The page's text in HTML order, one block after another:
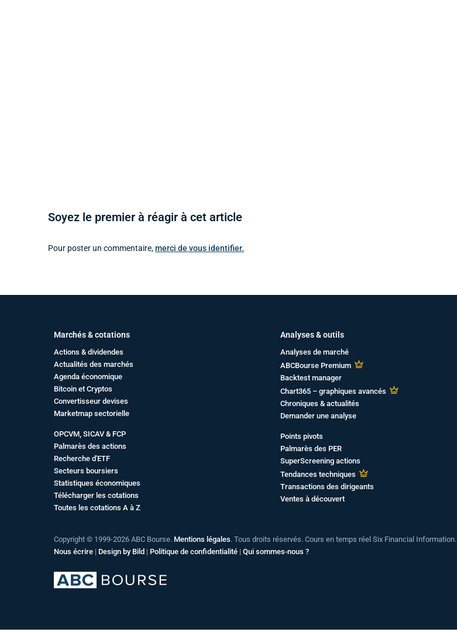
Soyez le premier à réagir à cet article
Pour poster un commentaire,merci de vous identifier.
Marchés & cotations
Actions & dividendes
Actualités des marchés
Agenda économique
Bitcoin et Cryptos
Convertisseur devises
Marketmap sectorielle
OPCVM, SICAV & FCP
Palmarès des actions
Recherche d'ETF
Secteurs boursiers
Statistiques économiques
Télécharger les cotations
Toutes les cotations A à Z
Analyses & outils
Analyses de marché
ABCBourse Premium
Backtest manager
Chart365 – graphiques avancés
Chroniques & actualités
Demander une analyse
Points pivots
Palmarès des PER
SuperScreening actions
Tendances techniques
Transactions des dirigeants
Ventes à découvert
Copyright © 1999-2026 ABC Bourse. Mentions légales. Tous droits réservés. Cours en temps réel Six Financial Information.
Nous écrire | Design by Bild | Politique de confidentialité | Qui sommes-nous ?